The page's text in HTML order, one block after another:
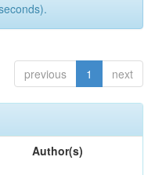
previous 1 next
Author(s)